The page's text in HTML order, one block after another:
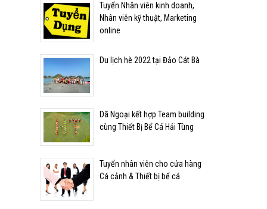
Tuyển Nhân viên kinh doanh,
Nhân viên kỹ thuật, Marketing
online
Du lịch hè 2022 tại Đảo Cát Bà
Dã Ngoại kết hợp Team building
cùng Thiết Bị Bể Cá Hải Tùng
Tuyển nhân viên cho cửa hàng
Cá cảnh & Thiết bị bể cá